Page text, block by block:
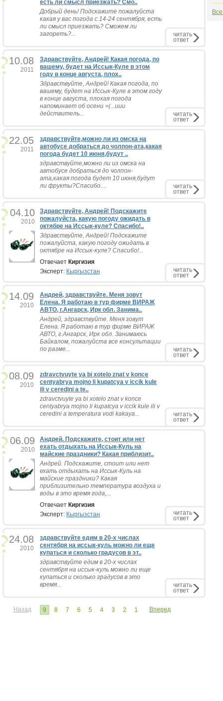
есть ли смысл приезжать? Смо..
Добрый день! Подскажите пожалуйста
какая у вас погода с 14-24 сентября, есть
ли смысл приезжать? Сможем ли
загореть?...
читать
ответ
10.08
2011
Здравствуйте, Андрей! Какая погода, по
вашему, будет на Иссык-Куле в этом
году в конце августа, плох..
Здравствуйте, Андрей! Какая погода, по
вашему, будет на Иссык-Куле в этом году
в конце августа, плохая погода
напоминает об осени =(...иии
действитель...
читать
ответ
22.05
2011
здравствуйте,можно ли из омска на
автобусе добраться до чолпон-ата,какая
погода будет 10 июня,будут ..
здравствуйте,можно ли из омска на
автобусе добраться до чолпон-
ата,какая погода будет 10 июня,будут
ли фрукты?Спасибо....
читать
ответ
04.10
2010
Здравствуйте, Андрей! Подскажите
пожалуйста, какую погоду ожидать в
октябре на Иссык-куле? Спасибо!..
Здравствуйте, Андрей! Подскажите
пожалуйста, какую погоду ожидать в
октябре на Иссык-куле? Спасибо!...
Отвечает Киргизия
Эксперт: Кыргызстан читать
ответ
14.09
2010
Андрей, здравствуйте. Меня зовут
Елена. Я работаю в тур фирме ВИРАЖ
АВТО, г.Ангарск, Ирк обл. Занима..
Андрей, здравствуйте. Меня зовут
Елена. Я работаю в тур фирме ВИРАЖ
АВТО, г.Ангарск, Ирк обл. Занимаюсь
Байкалом, пожалуйста все консультации
по разме...
читать
ответ
08.09
2010
zdravctvuyte ya bi xotelo znat v konce
centyabrya mojno li kupatcya v iccik kule
ili v ceredini a te..
zdravctvuyte ya bi xotelo znat v konce
centyabrya mojno li kupatcya v iccik kule ili v
ceredini a temperatura vodi kakaya...
читать
ответ
06.09
2010
Андрей. Подскажите, стоит или нет
ехать отдыхать на Иссык-Куль на
майские праздники? Какая приблизит..
Андрей. Подскажите, стоит или нет
ехать отдыхать на Иссык-Куль на
майские праздники? Какая
приблизительно температура воздуха и
воды в это время года,...
Отвечает Киргизия
Эксперт: Кыргызстан читать
ответ
24.08
2010
здравствуйте едим в 20-х числах
сентября на иссык-куль можно ли еще
купаться и сколько градусов в эт..
здравствуйте едим в 20-х числах
сентября на иссык-куль можно ли еще
купаться и сколько градусов в это
время...
читать
ответ
Назад 9 8 7 6 5 4 3 2 1 Вперед